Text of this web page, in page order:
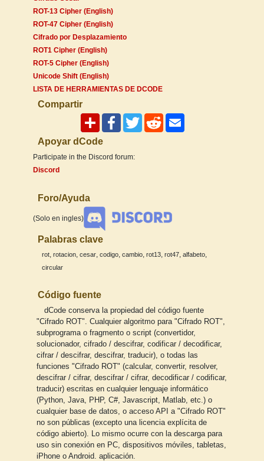
ROT-13 Cipher (English)
ROT-47 Cipher (English)
Cifrado por Desplazamiento
ROT1 Cipher (English)
ROT-5 Cipher (English)
Unicode Shift (English)
LISTA DE HERRAMIENTAS DE DCODE
Compartir
Apoyar dCode
Participate in the Discord forum:
Discord
Foro/Ayuda
(Solo en ingles)
Palabras clave
rot, rotacion, cesar, codigo, cambio, rot13, rot47, alfabeto,
circular
Código fuente
dCode conserva la propiedad del código fuente
"Cifrado ROT". Cualquier algoritmo para "Cifrado ROT",
subprograma o fragmento o script (convertidor,
solucionador, cifrado / descifrar, codificar / decodificar,
cifrar / descifrar, descifrar, traducir), o todas las
funciones "Cifrado ROT" (calcular, convertir, resolver,
descifrar / cifrar, descifrar / cifrar, decodificar / codificar,
traducir) escritas en cualquier lenguaje informático
(Python, Java, PHP, C#, Javascript, Matlab, etc.) o
cualquier base de datos, o acceso API a "Cifrado ROT"
no son públicas (excepto una licencia explícita de
código abierto). Lo mismo ocurre con la descarga para
uso sin conexión en PC, dispositivos móviles, tabletas,
iPhone o Android. aplicación.